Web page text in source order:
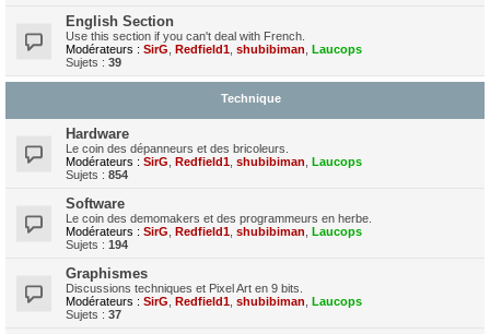
English Section
Use this section if you can't deal with French.
Modérateurs : SirG Redfield1 shubibiman Laucops
Sujets : 39
Technique
Hardware
Le coin des dépanneurs et des bricoleurs.
Modérateurs : SirG Redfield1 shubibiman Laucops
Sujets : 854
Software
Le coin des demomakers et des programmeurs en herbe.
Modérateurs : SirG Redfield1 shubibiman Laucops
Sujets : 194
Graphismes
Discussions techniques et Pixel Art en 9 bits.
Modérateurs : SirG Redfield1 shubibiman Laucops
Sujets : 37